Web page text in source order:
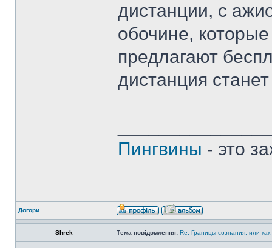
дистанции, с
обочине,
предлагают
дистанция
Пингвины - это
Догори
Shrek Тема повідомлення: Re: Границы сознания, или как